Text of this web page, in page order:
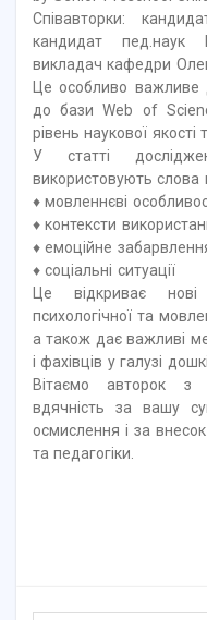
Співавторки:
кандидат
викладач кафедри
Це особливо важливе
до бази Web of
рівень наукової
У статті
використовують слова
♦ мовленнєві
♦ контексти
♦ емоційне
♦ соціальні ситуації
Це відкриває
психологічної та
а також дає важливі
і фахівців у галузі
Вітаємо авторок з
вдячність за вашу
осмислення і за
та педагогіки.